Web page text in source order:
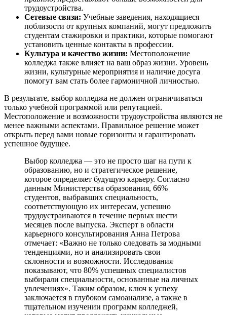
трудоустройства.
Сетевые связи: Учебные заведения, находящиеся
поблизости от крупных компаний, могут предложить
студентам стажировки и практики, которые помогают
установить ценные контакты в профессии.
Культура и качество жизни: Местоположение
колледжа также влияет на ваш образ жизни. Уровень
жизни, культурные мероприятия и наличие досуга
помогут вам стать более гармоничной личностью.
В результате, выбор колледжа не должен ограничиваться
только учебной программой или репутацией.
Местоположение и возможности трудоустройства являются не
менее важными аспектами. Правильное решение может
открыть перед вами новые горизонты и гарантировать
успешное будущее.
Выбор колледжа — это не просто шаг на пути к
образованию, но и стратегическое решение,
которое определяет будущую карьеру. Согласно
данным Министерства образования, 66%
студентов, выбравших специальность,
соответствующую их интересам, успешно
трудоустраиваются в течение первых шести
месяцев после выпуска. Эксперт в области
карьерного консультирования Анна Петрова
отмечает: «Важно не только следовать за модными
тенденциями, но и анализировать свои
склонности и возможности. Исследования
показывают, что 80% успешных специалистов
выбирали специальности, основанные на личных
увлечениях». Таким образом, ключ к успеху
заключается в глубоком самоанализе, а также в
тщательном изучении программ колледжей,